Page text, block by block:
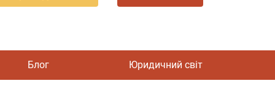
Блог Юридичний світ